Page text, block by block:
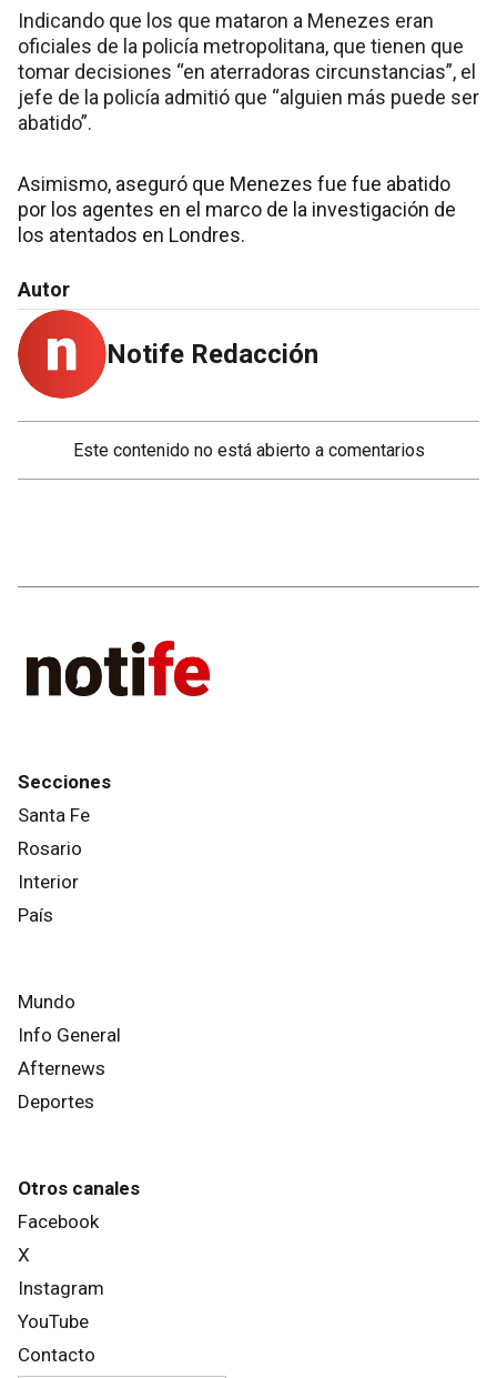
Indicando que los que mataron a Menezes eran
oficiales de la policía metropolitana, que tienen que
tomar decisiones “en aterradoras circunstancias”, el
jefe de la policía admitió que “alguien más puede ser
abatido”.
Asimismo, aseguró que Menezes fue fue abatido
por los agentes en el marco de la investigación de
los atentados en Londres.
Autor
Notife Redacción
Este contenido no está abierto a comentarios
Secciones
Santa Fe
Rosario
Interior
País
Mundo
Info General
Afternews
Deportes
Otros canales
Facebook
X
Instagram
YouTube
Contacto